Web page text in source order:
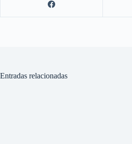
Entradas relacionadas